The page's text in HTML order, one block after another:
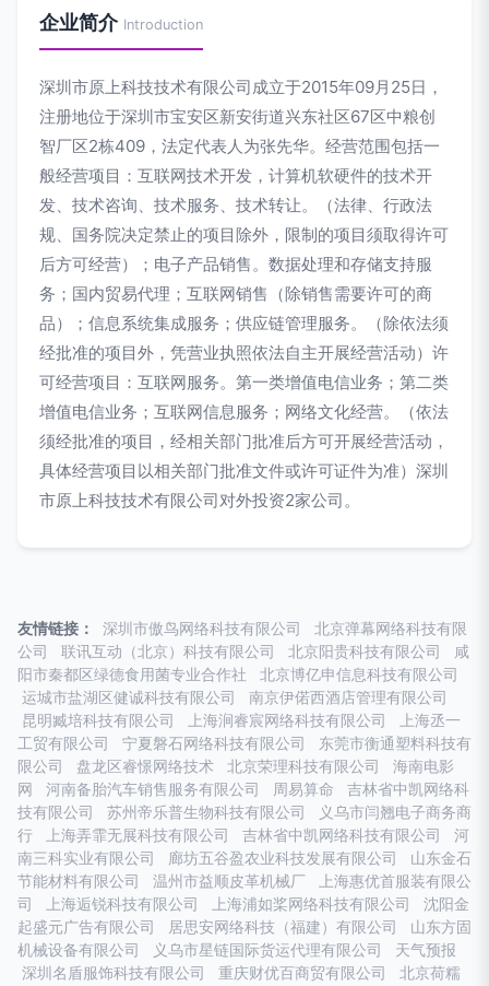
企业简介 Introduction
深圳市原上科技技术有限公司成立于2015年09月25日，
注册地位于深圳市宝安区新安街道兴东社区67区中粮创
智厂区2栋409，法定代表人为张先华。经营范围包括一
般经营项目：互联网技术开发，计算机软硬件的技术开
发、技术咨询、技术服务、技术转让。（法律、行政法
规、国务院决定禁止的项目除外，限制的项目须取得许可
后方可经营）；电子产品销售。数据处理和存储支持服
务；国内贸易代理；互联网销售（除销售需要许可的商
品）；信息系统集成服务；供应链管理服务。（除依法须
经批准的项目外，凭营业执照依法自主开展经营活动）许
可经营项目：互联网服务。第一类增值电信业务；第二类
增值电信业务；互联网信息服务；网络文化经营。（依法
须经批准的项目，经相关部门批准后方可开展经营活动，
具体经营项目以相关部门批准文件或许可证件为准）深圳
市原上科技技术有限公司对外投资2家公司。
友情链接： 深圳市傲鸟网络科技有限公司
北京弹幕网络科技有限
公司
联讯互动（北京）科技有限公司 北京阳贵科技有限公司
咸
阳市秦都区绿德食用菌专业合作社
北京博亿申信息科技有限公司
运城市盐湖区健诚科技有限公司
南京伊偌西酒店管理有限公司
昆明臧培科技有限公司
上海涧睿宸网络科技有限公司
上海丞一
工贸有限公司
宁夏磐石网络科技有限公司
东莞市衡通塑料科技有
限公司
盘龙区睿憬网络技术 北京荣理科技有限公司
海南电影
网
河南备胎汽车销售服务有限公司 周易算命
吉林省中凯网络科
技有限公司
苏州帝乐普生物科技有限公司
义乌市闫翘电子商务商
行
上海弄霏无展科技有限公司 吉林省中凯网络科技有限公司
河
南三科实业有限公司
廊坊五谷盈农业科技发展有限公司
山东金石
节能材料有限公司
温州市益顺皮革机械厂
上海惠优首服装有限公
司
上海逅锐科技有限公司 上海浦如桨网络科技有限公司
沈阳金
起盛元广告有限公司
居思安网络科技（福建）有限公司
山东方固
机械设备有限公司
义乌市星链国际货运代理有限公司
天气预报
深圳名盾服饰科技有限公司
重庆财优百商贸有限公司
北京荷糯